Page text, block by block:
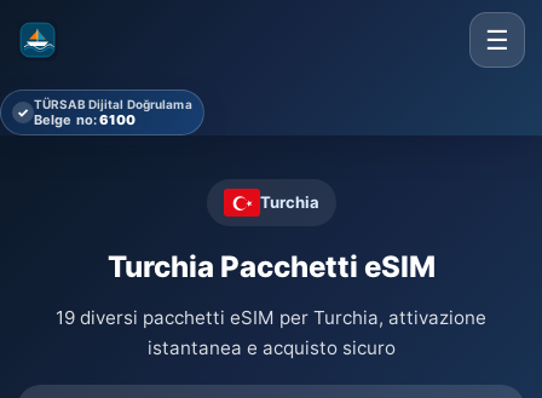
☰
✓ TÜRSAB Dijital Doğrulama
Belge no:6100
Turchia
Turchia Pacchetti eSIM
19 diversi pacchetti eSIM per Turchia, attivazione
istantanea e acquisto sicuro